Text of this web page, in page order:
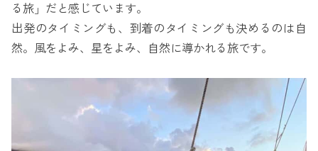
る旅」だと感じています。
出発のタイミングも、到着のタイミングも決めるのは自
然。風をよみ、星をよみ、自然に導かれる旅です。